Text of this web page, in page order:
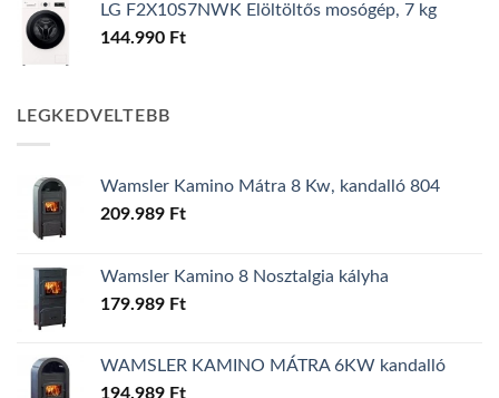
LG F2X10S7NWK Elöltöltős mosógép, 7 kg
144.990 Ft
LEGKEDVELTEBB
Wamsler Kamino Mátra 8 Kw, kandalló 804
209.989 Ft
Wamsler Kamino 8 Nosztalgia kályha
179.989 Ft
WAMSLER KAMINO MÁTRA 6KW kandalló
194.989 Ft